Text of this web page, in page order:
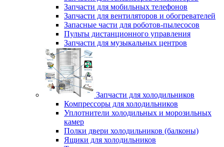
Запчасти для мобильных телефонов
Запчасти для вентиляторов и обогревателей
Запасные части для роботов-пылесосов
Пульты дистанционного управления
Запчасти для музыкальных центров
Запчасти для холодильников
Компрессоры для холодильников
Уплотнители холодильных и морозильных
камер
Полки двери холодильников (балконы)
Ящики для холодильников